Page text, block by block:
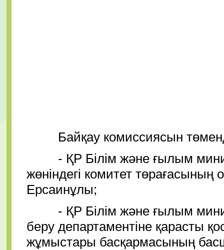
Байқау комиссиясын
- ҚР Білім және ғылым
жөніндегі комитет
Ерсаинұлы;
- ҚР Білім және ғылым
беру департаментіне қарасты
жұмыстары басқармасының